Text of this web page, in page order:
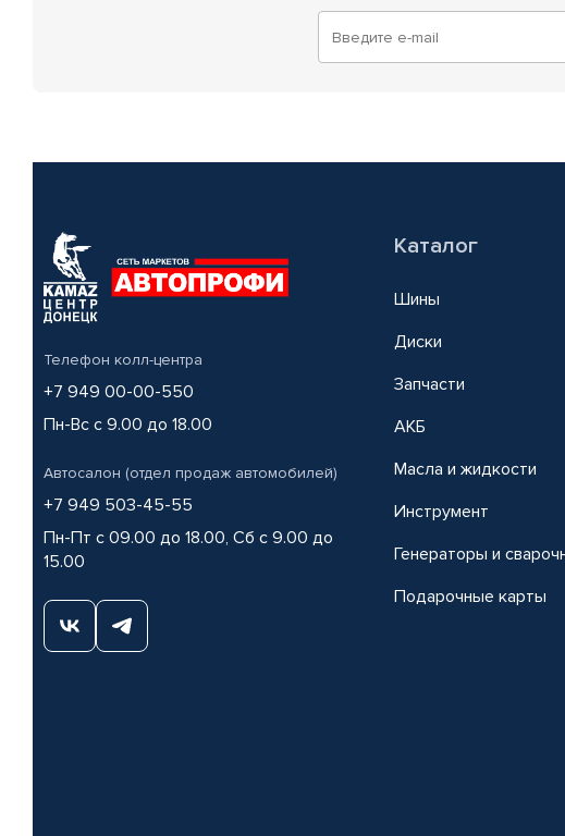
Телефон колл-центра
+7 949 00-00-550
Пн-Вс с 9.00 до 18.00
Автосалон (отдел продаж автомобилей)
+7 949 503-45-55
Пн-Пт с 09.00 до 18.00, Сб с 9.00 до
15.00
Каталог
Шины
Диски
Запчасти
АКБ
Масла и жидкости
Инструмент
Генераторы и
Подарочные карты